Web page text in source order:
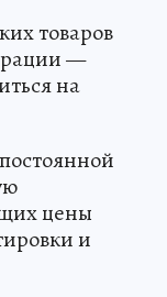
товаров
—
на
цены
и